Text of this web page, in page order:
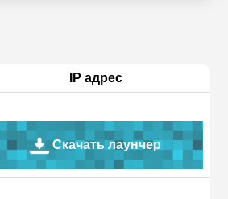
IP адрес
Скачать лаунчер